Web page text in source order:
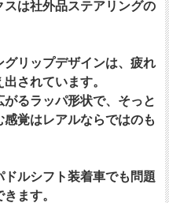
は社外品ステアリングの
リップデザインは、疲れ
されています。
るラッパ形状で、そっと
覚はレアルならではのも
ルシフト装着車でも問題
ます。